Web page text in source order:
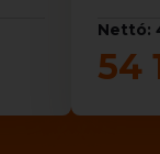
Nettó:
54